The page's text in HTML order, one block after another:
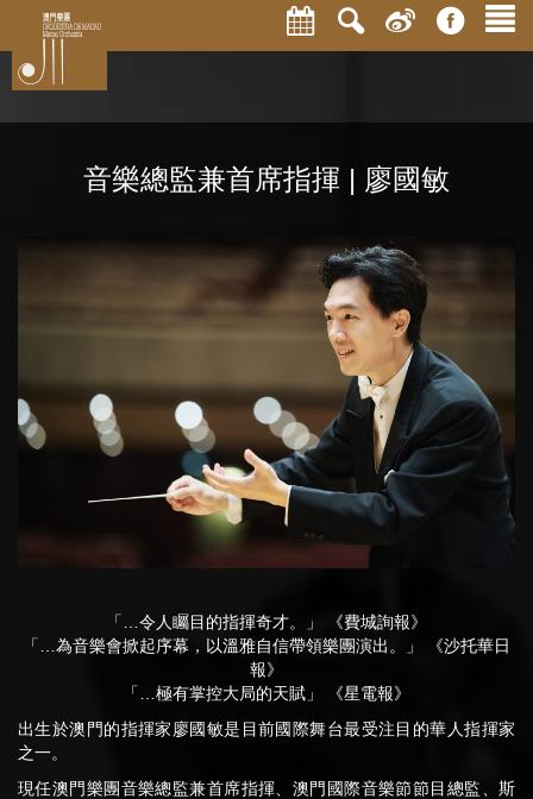
音樂總監兼首席指揮 | 廖國敏
「…令人矚目的指揮奇才。」 《費城詢報》
「…為音樂會掀起序幕，以溫雅自信帶領樂團演出。」 《沙托華日
報》
「…極有掌控大局的天賦」 《星電報》
出生於澳門的指揮家廖國敏是目前國際舞台最受注目的華人指揮家
之一。
現任澳門樂團音樂總監兼首席指揮、澳門國際音樂節節目總監、斯